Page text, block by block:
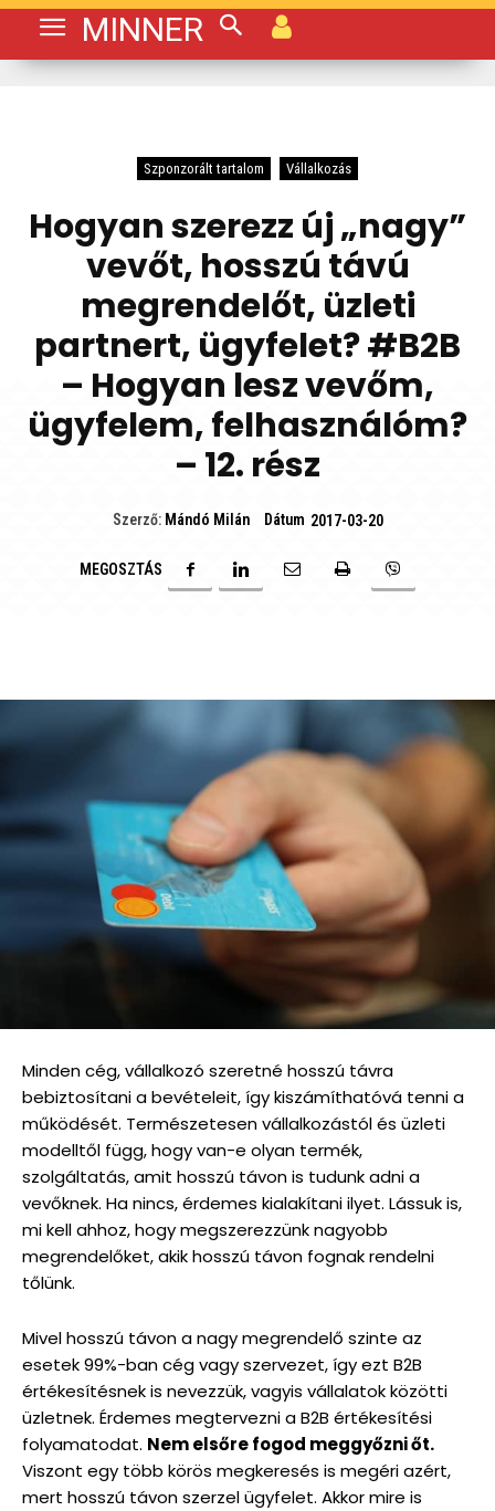
MINNER
Szponzorált tartalom Vállalkozás
Hogyan szerezz új „nagy”
vevőt, hosszú távú
megrendelőt, üzleti
partnert, ügyfelet? #B2B
– Hogyan lesz vevőm,
ügyfelem, felhasználóm?
– 12. rész
Szerző: Mándó Milán Dátum 2017-03-20
MEGOSZTÁS
Minden cég, vállalkozó szeretné hosszú távra
bebiztosítani a bevételeit, így kiszámíthatóvá tenni a
működését. Természetesen vállalkozástól és üzleti
modelltől függ, hogy van-e olyan termék,
szolgáltatás, amit hosszú távon is tudunk adni a
vevőknek. Ha nincs, érdemes kialakítani ilyet. Lássuk is,
mi kell ahhoz, hogy megszerezzünk nagyobb
megrendelőket, akik hosszú távon fognak rendelni
tőlünk.
Mivel hosszú távon a nagy megrendelő szinte az
esetek 99%-ban cég vagy szervezet, így ezt B2B
értékesítésnek is nevezzük, vagyis vállalatok közötti
üzletnek. Érdemes megtervezni a B2B értékesítési
folyamatodat. Nem elsőre fogod meggyőzni őt.
Viszont egy több körös megkeresés is megéri azért,
mert hosszú távon szerzel ügyfelet. Akkor mire is